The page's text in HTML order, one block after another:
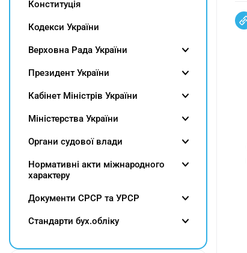
Конституція
Кодекси України
Верховна Рада України
Президент України
Кабінет Міністрів України
Міністерства України
Органи судової влади
Нормативні акти міжнародного
характеру
Документи СРСР та УРСР
Cтандарти бух.обліку